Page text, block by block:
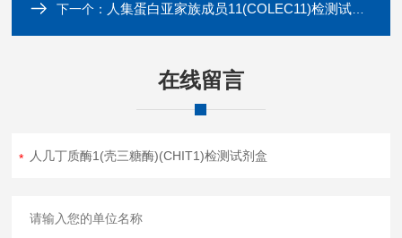
下一个： 人集蛋白亚家族成员11(COLEC11)检测试剂盒
在线留言